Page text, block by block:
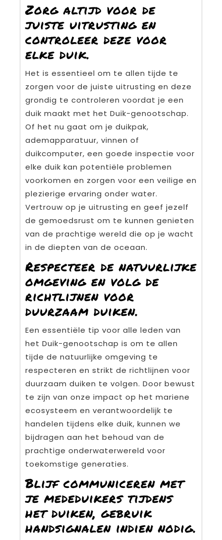
Zorg altijd voor de
juiste uitrusting en
controleer deze voor
elke duik.
Het is essentieel om te allen tijde te
zorgen voor de juiste uitrusting en deze
grondig te controleren voordat je een
duik maakt met het Duik-genootschap.
Of het nu gaat om je duikpak,
ademapparatuur, vinnen of
duikcomputer, een goede inspectie voor
elke duik kan potentiële problemen
voorkomen en zorgen voor een veilige en
plezierige ervaring onder water.
Vertrouw op je uitrusting en geef jezelf
de gemoedsrust om te kunnen genieten
van de prachtige wereld die op je wacht
in de diepten van de oceaan.
Respecteer de natuurlijke
omgeving en volg de
richtlijnen voor
duurzaam duiken.
Een essentiële tip voor alle leden van
het Duik-genootschap is om te allen
tijde de natuurlijke omgeving te
respecteren en strikt de richtlijnen voor
duurzaam duiken te volgen. Door bewust
te zijn van onze impact op het mariene
ecosysteem en verantwoordelijk te
handelen tijdens elke duik, kunnen we
bijdragen aan het behoud van de
prachtige onderwaterwereld voor
toekomstige generaties.
Blijf communiceren met
je mededuikers tijdens
het duiken, gebruik
handsignalen indien nodig.